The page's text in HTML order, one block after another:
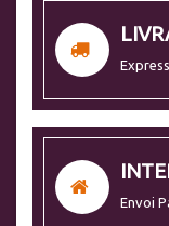
Envoi